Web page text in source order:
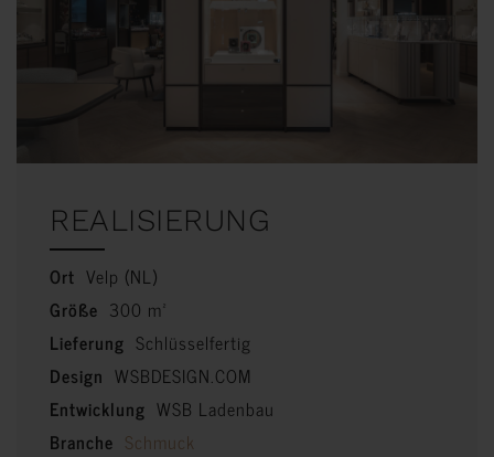
REALISIERUNG
Ort Velp (NL)
Größe 300 m²
Lieferung Schlüsselfertig
Design WSBDESIGN.COM
Entwicklung WSB Ladenbau
Branche Schmuck